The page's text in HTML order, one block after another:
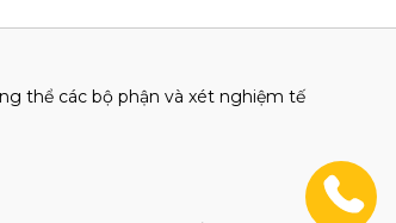
thể các bộ phận và xét nghiệm tế